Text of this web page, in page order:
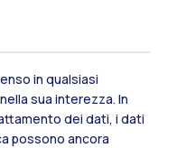
in qualsiasi
sua interezza. In
dei dati, i dati
possono ancora